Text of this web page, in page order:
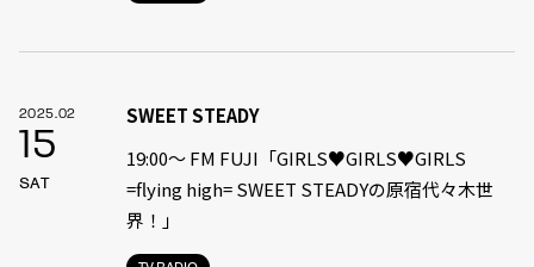
2025.02
15
SAT
SWEET STEADY
19:00〜 FM FUJI「GIRLS♥GIRLS♥GIRLS
=flying high= SWEET STEADYの原宿代々木世
界！」